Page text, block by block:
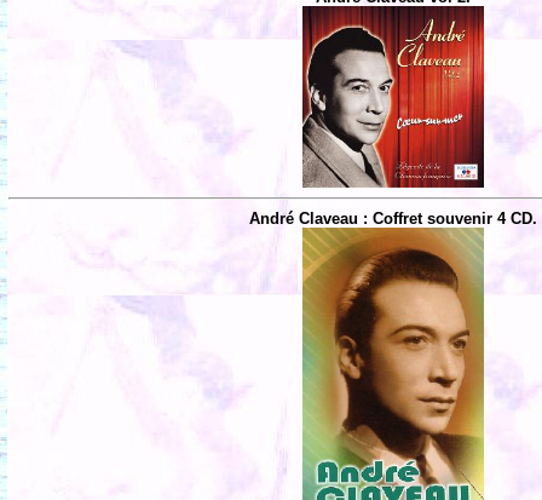
André Claveau : Coffret souvenir 4 CD.